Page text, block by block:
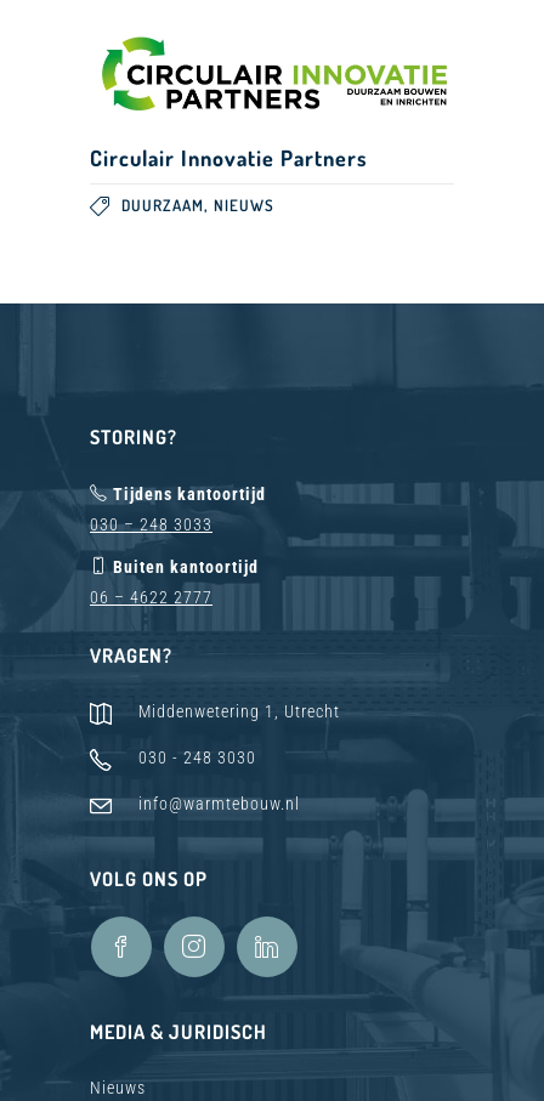
Circulair Innovatie Partners
DUURZAAM, NIEUWS
STORING?
Tijdens kantoortijd
030 – 248 3033
Buiten kantoortijd
06 – 4622 2777
VRAGEN?
Middenwetering 1, Utrecht
030 - 248 3030
info@warmtebouw.nl
VOLG ONS OP
MEDIA & JURIDISCH
Nieuws